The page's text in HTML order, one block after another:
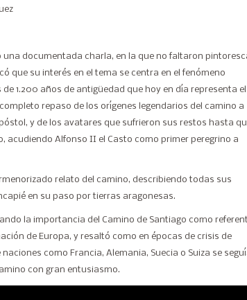
una documentada charla, en la que no faltaron
que su interés en el tema se centra en el fenómeno
1.200 años de antigüedad que hoy en día representa el
repaso de los orígenes legendarios del camino a
y de los avatares que sufrieron sus restos hasta
acudiendo Alfonso II el Casto como primer peregrino a
relato del camino, describiendo todas sus
en su paso por tierras aragonesas.
la importancia del Camino de Santiago como
de Europa, y resaltó como en épocas de crisis de
como Francia, Alemania, Suecia o Suiza se
con gran entusiasmo.